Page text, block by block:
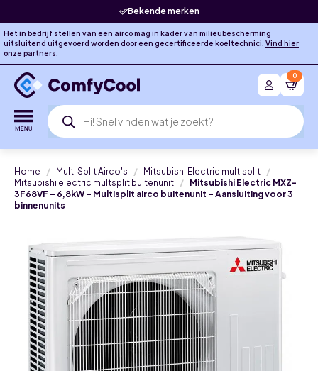
Bekende merken
Het in bedrijf stellen van een airco mag in kader van milieubescherming
uitsluitend uitgevoerd worden door een gecertificeerde koeltechnici. Vind hier
onze partners.
Producten
zoeken
0
Home Multi Split Airco's
Mitsubishi Electric multisplit
Mitsubishi electric multsplit buitenunit
Mitsubishi Electric MXZ-
3F68VF – 6,8kW – Multisplit airco buitenunit – Aansluiting voor 3
binnenunits